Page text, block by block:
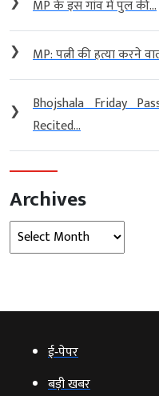
MP के इस गांव में पुल की...
❯ MP: पत्नी की हत्या करने
❯
Bhojshala Friday
Recited...
Archives
Archives
ई‑पेपर
बड़ी खबर